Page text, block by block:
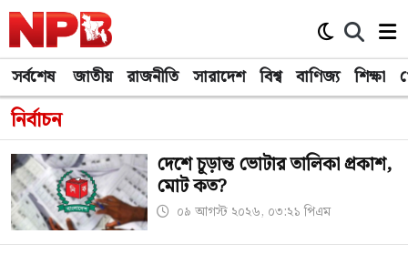
সর্বশেষ জাতীয় রাজনীতি সারাদেশ বিশ্ব বাণিজ্য শিক্ষা
নির্বাচন
দেশে চূড়ান্ত ভোটার তালিকা প্রকাশ,
মোট কত?
০৯ আগস্ট ২০২৬, ০৩:২১ পিএম